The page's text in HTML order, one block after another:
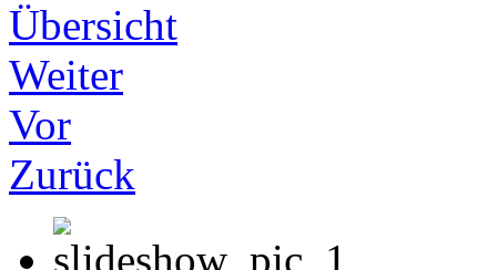
Übersicht
Weiter
Vor
Zurück